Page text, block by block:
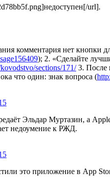
url].
комментария нет кнопки
); 2. «Сделайте
sections/171/3. После
что один: знак вопроса (
Эльдар Муртазин, а
недоумение к РЖД.
это приложение в App